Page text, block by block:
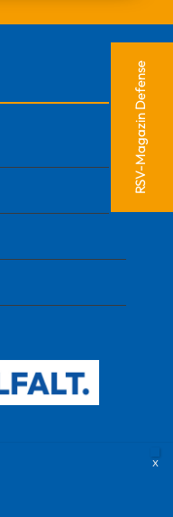
RSV-Magazin Defense